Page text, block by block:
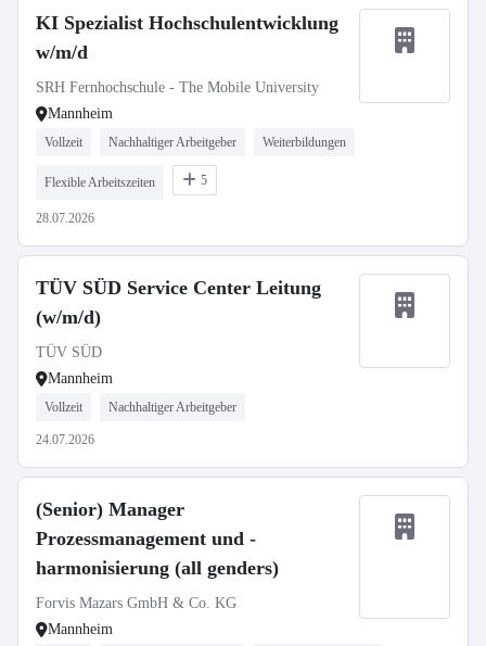
KI Spezialist Hochschulentwicklung
w/m/d
SRH Fernhochschule - The Mobile University
Mannheim
Vollzeit Nachhaltiger Arbeitgeber Weiterbildungen
Flexible Arbeitszeiten 5
28.07.2026
TÜV SÜD Service Center Leitung
(w/m/d)
TÜV SÜD
Mannheim
Vollzeit Nachhaltiger Arbeitgeber
24.07.2026
(Senior) Manager
Prozessmanagement und -
harmonisierung (all genders)
Forvis Mazars GmbH & Co. KG
Mannheim